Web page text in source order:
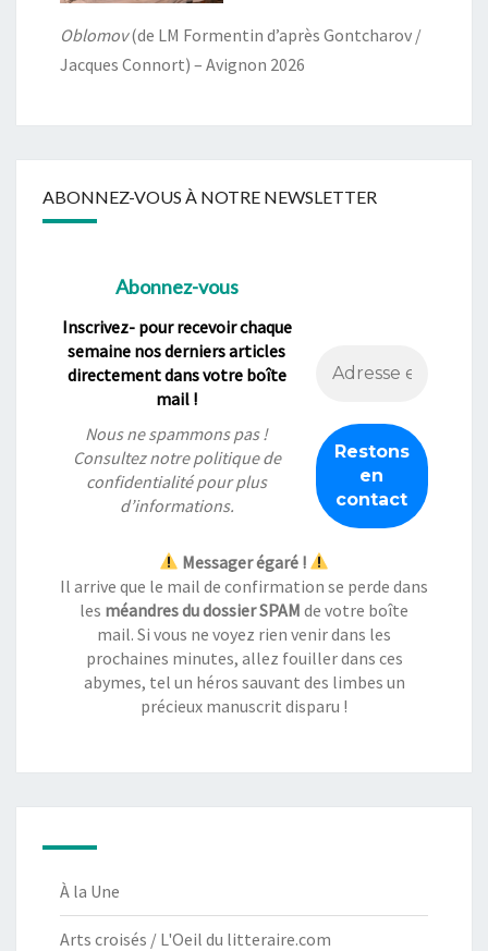
Oblomov(de LM Formentin d’après Gontcharov /
Jacques Connort) – Avignon 2026
ABONNEZ-VOUS À NOTRE NEWSLETTER
Abonnez-vous
Inscrivez- pour recevoir chaque
semaine nos derniers articles
directement dans votre boîte
mail !
Nous ne spammons pas !
Consultez notrepolitique de
confidentialitépour plus
d’informations.
Messager égaré !
Il arrive que le mail de confirmation se perde dans
les méandres du dossier SPAM de votre boîte
mail. Si vous ne voyez rien venir dans les
prochaines minutes, allez fouiller dans ces
abymes, tel un héros sauvant des limbes un
précieux manuscrit disparu !
À la Une
Arts croisés / L'Oeil du litteraire.com